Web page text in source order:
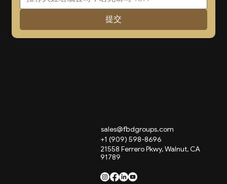
+1 (909) 598-8696
21558 Ferrero Pkwy, Walnut, CA
91789
sales@fbdgroups.com
提交